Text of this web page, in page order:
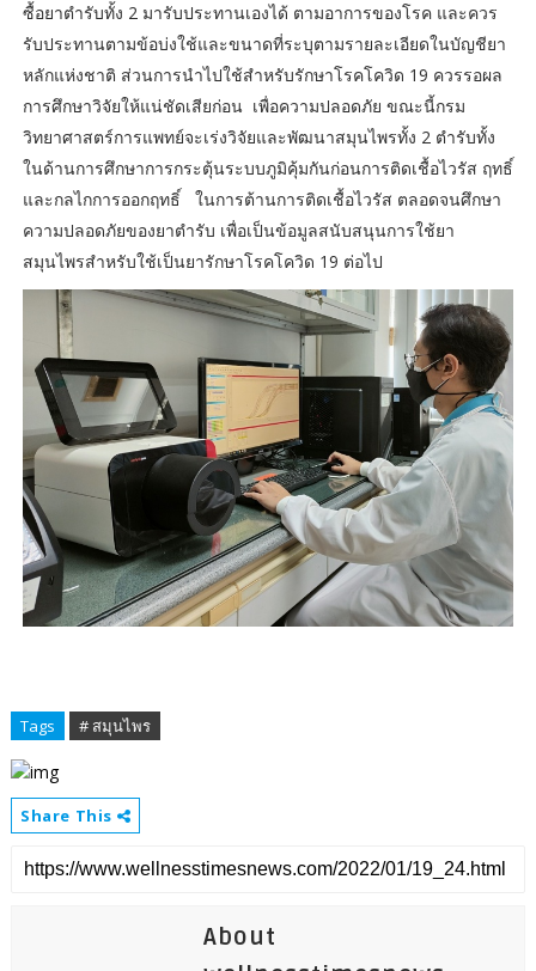
ซื้อยาตำรับทั้ง 2 มารับประทานเองได้ ตามอาการของโรค และควร
รับประทานตามข้อบ่งใช้และขนาดที่ระบุตามรายละเอียดในบัญชียา
หลักแห่งชาติ ส่วนการนำไปใช้สำหรับรักษาโรคโควิด 19 ควรรอผล
การศึกษาวิจัยให้แน่ชัดเสียก่อน เพื่อความปลอดภัย ขณะนี้กรม
วิทยาศาสตร์การแพทย์จะเร่งวิจัยและพัฒนาสมุนไพรทั้ง 2 ตำรับทั้ง
ในด้านการศึกษาการกระตุ้นระบบภูมิคุ้มกันก่อนการติดเชื้อไวรัส ฤทธิ์
และกลไกการออกฤทธิ์ ในการต้านการติดเชื้อไวรัส ตลอดจนศึกษา
ความปลอดภัยของยาตำรับ เพื่อเป็นข้อมูลสนับสนุนการใช้ยา
สมุนไพรสำหรับใช้เป็นยารักษาโรคโควิด 19 ต่อไป
Tags # สมุนไพร
Share This
About